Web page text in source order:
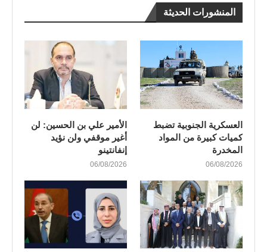
المنشورات الحديثة
العسكرية الجنوبية تضبط
كميات كبيرة من المواد
المخدرة
06/08/2026
الأمير علي بن الحسين: لن
أغير موقفي ولن نؤيد
إنفانتينو
06/08/2026